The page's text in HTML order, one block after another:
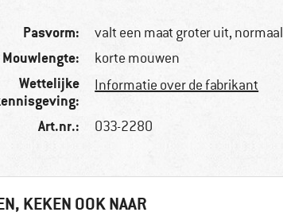
Pasvorm: valt een maat groter uit, normaal
Mouwlengte: korte mouwen
Wettelijke
Informatie over de fabrikant
Art.nr.: 033-2280
KEKEN OOK NAAR